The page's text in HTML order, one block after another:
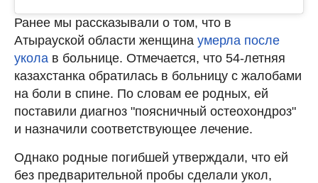
Ранее мы рассказывали о том, что в
Атырауской области женщина умерла после
укола в больнице. Отмечается, что 54-летняя
казахстанка обратилась в больницу с жалобами
на боли в спине. По словам ее родных, ей
поставили диагноз "поясничный остеохондроз"
и назначили соответствующее лечение.
Однако родные погибшей утверждали, что ей
без предварительной пробы сделали укол,